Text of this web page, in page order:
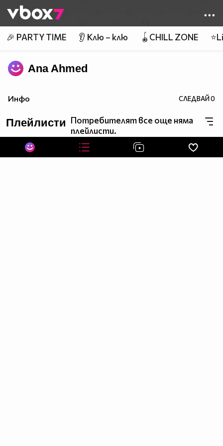
👾
🎉 PARTY TIME 👂 Клю – клю 🪀CHILL ZONE
Ana Ahmed
Инфо СЛЕДВАЙ0
Плейлисти Потребителят все още няма
плейлисти.